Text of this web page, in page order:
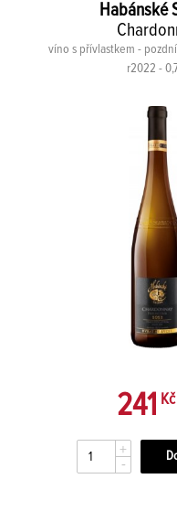
Habánské
víno s přívlastkem -
r2022 -
241 Kč
+
-